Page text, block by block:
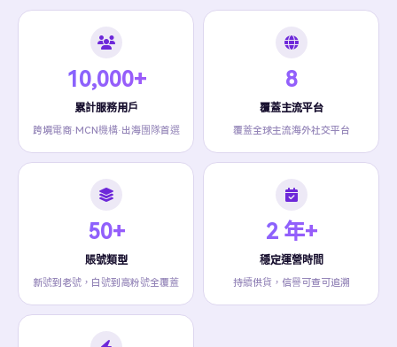
10,000+
累計服務用戶
跨境電商·MCN機構·出海團隊首選
8
覆蓋主流平台
覆蓋全球主流海外社交平台
50+
賬號類型
新號到老號，白號到高粉號全覆蓋
2 年+
穩定運營時間
持續供貨，信譽可查可追溯